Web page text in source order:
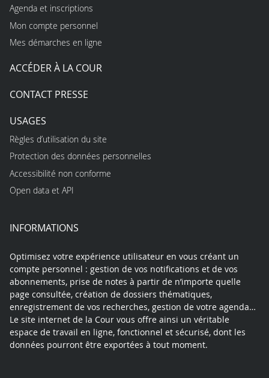
Agenda et inscriptions
Mon compte personnel
Mes démarches en ligne
ACCÉDER À LA COUR
CONTACT PRESSE
USAGES
Règles d’utilisation du site
Protection des données personnelles
Accessibilité non conforme
Open data et API
INFORMATIONS
Optimisez votre expérience utilisateur en vous créant un
compte personnel : gestion de vos notifications et de vos
abonnements, prise de notes à partir de n’importe quelle
page consultée, création de dossiers thématiques,
enregistrement de vos recherches, gestion de votre agenda…
Le site internet de la Cour vous offre ainsi un véritable
espace de travail en ligne, fonctionnel et sécurisé, dont les
données pourront être exportées à tout moment.